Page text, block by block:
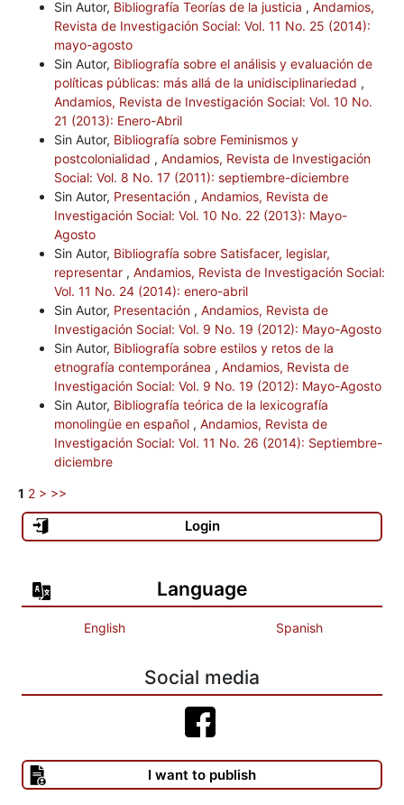
Sin Autor, Bibliografía Teorías de la justicia , Andamios,
Revista de Investigación Social: Vol. 11 No. 25 (2014):
mayo-agosto
Sin Autor, Bibliografía sobre el análisis y evaluación de
políticas públicas: más allá de la unidisciplinariedad ,
Andamios, Revista de Investigación Social: Vol. 10 No.
21 (2013): Enero-Abril
Sin Autor, Bibliografía sobre Feminismos y
postcolonialidad , Andamios, Revista de Investigación
Social: Vol. 8 No. 17 (2011): septiembre-diciembre
Sin Autor, Presentación , Andamios, Revista de
Investigación Social: Vol. 10 No. 22 (2013): Mayo-
Agosto
Sin Autor, Bibliografía sobre Satisfacer, legislar,
representar , Andamios, Revista de Investigación Social:
Vol. 11 No. 24 (2014): enero-abril
Sin Autor, Presentación , Andamios, Revista de
Investigación Social: Vol. 9 No. 19 (2012): Mayo-Agosto
Sin Autor, Bibliografía sobre estilos y retos de la
etnografía contemporánea , Andamios, Revista de
Investigación Social: Vol. 9 No. 19 (2012): Mayo-Agosto
Sin Autor, Bibliografía teórica de la lexicografía
monolingüe en español , Andamios, Revista de
Investigación Social: Vol. 11 No. 26 (2014): Septiembre-
diciembre
1 2 > >>
Login
Language
English Spanish
Social media
I want to publish